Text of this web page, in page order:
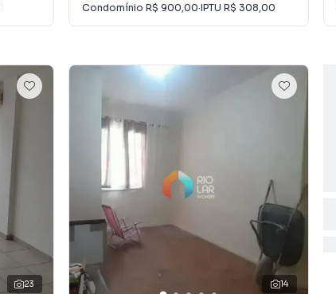
Condomínio R$ 900,00·IPTU R$ 308,00
23 14